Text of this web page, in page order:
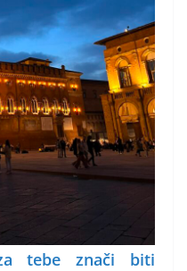
za tebe znači biti